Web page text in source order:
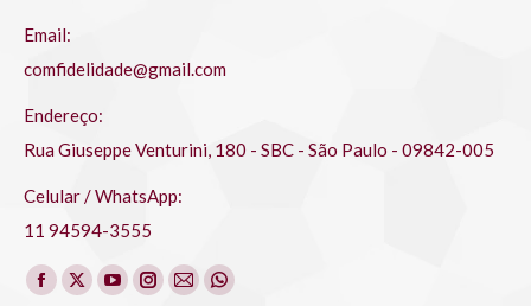
Email:
comfidelidade@gmail.com
Endereço:
Rua Giuseppe Venturini, 180 - SBC - São Paulo - 09842-005
Celular / WhatsApp:
11 94594-3555
Encontre-nos em:
Facebook
X
YouTubeInstagram
MailWhatsapp